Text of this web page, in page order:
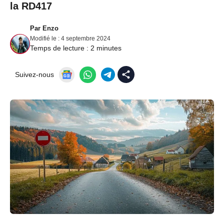
la RD417
Par Enzo
Modifié le : 4 septembre 2024
Temps de lecture : 2 minutes
Suivez-nous